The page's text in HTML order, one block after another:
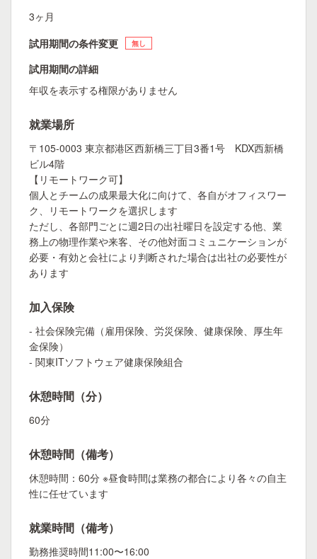
3ヶ月
試用期間の条件変更
無し
試用期間の詳細
年収を表示する権限がありません
就業場所
〒105-0003 東京都港区西新橋三丁目3番1号 KDX西新橋
ビル4階
【リモートワーク可】
個人とチームの成果最大化に向けて、各自がオフィスワー
ク、リモートワークを選択します
ただし、各部門ごとに週2日の出社曜日を設定する他、業
務上の物理作業や来客、その他対面コミュニケーションが
必要・有効と会社により判断された場合は出社の必要性が
あります
加入保険
- 社会保険完備（雇用保険、労災保険、健康保険、厚生年
金保険）
- 関東ITソフトウェア健康保険組合
休憩時間（分）
60分
休憩時間（備考）
休憩時間：60分 ※昼食時間は業務の都合により各々の自主
性に任せています
就業時間（備考）
勤務推奨時間11:00〜16:00